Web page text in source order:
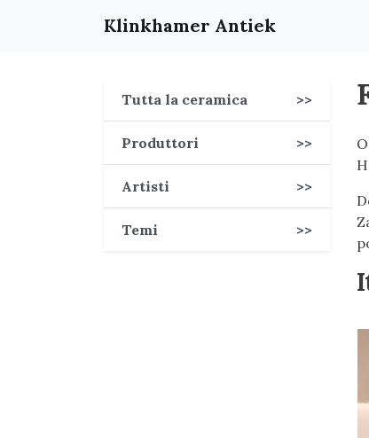
Klinkhamer Antiek
Tutta la ceramica >>
Produttori >>
Artisti >>
Temi >>